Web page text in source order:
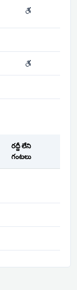
రద్దీ లేని
గంటలు